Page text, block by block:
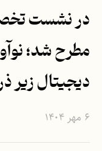
در نشست
دیجیتال زیر
۶ مهر ۱۴۰۴